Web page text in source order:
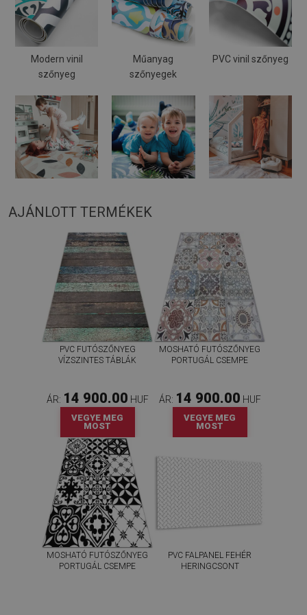
Modern vinil
szőnyeg
Műanyag
szőnyegek
PVC vinil szőnyeg
AJÁNLOTT TERMÉKEK
PVC FUTÓSZŐNYEG
VÍZSZINTES TÁBLÁK
ÁR: 14 900.00 HUF
VEGYE MEG
MOST
MOSHATÓ FUTÓSZŐNYEG
PORTUGÁL CSEMPE
ÁR: 14 900.00 HUF
VEGYE MEG
MOST
MOSHATÓ FUTÓSZŐNYEG
PORTUGÁL CSEMPE
PVC FALPANEL FEHÉR
HERINGCSONT